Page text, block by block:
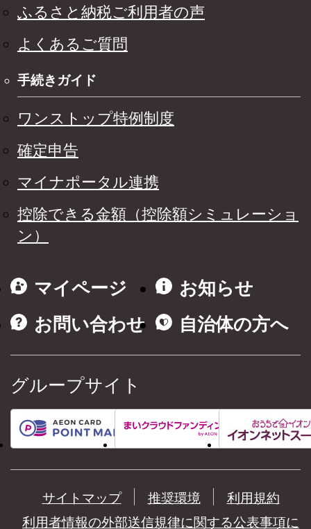
ふるさと納税ご利用者の声
よくあるご質問
手続きガイド
ワンストップ特例制度
確定申告
マイナポータル連携
控除できる金額（控除額シミュレーショ
ン）
マイページ
お知らせ
お問い合わせ
自治体の方へ
グループサイト
サイトマップ 推奨環境
利用規約
利用者情報の外部送信規律に関する公表事項に